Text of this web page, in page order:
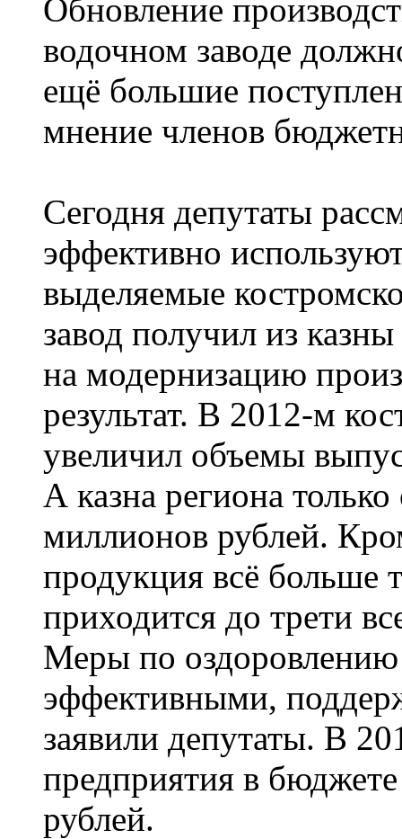
Обновление
водочном заводе
ещё большие
мнение членов
Сегодня депутаты
эффективно
выделяемые
завод получил из
на модернизацию
результат. В 2012-м
увеличил объемы
А казна региона
миллионов рублей.
продукция всё больше
приходится до трети
Меры по
эффективными,
заявили депутаты. В
предприятия в
рублей.